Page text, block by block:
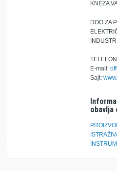
KNEZA
DOO ZA
E-mail:
Sajt:
obavlja